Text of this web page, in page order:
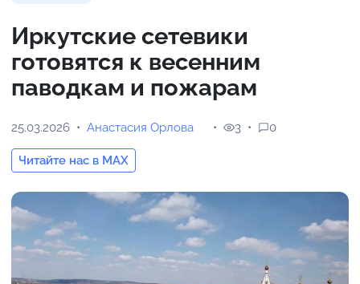
Иркутские сетевики
готовятся к весенним
паводкам и пожарам
25.03.2026 Анастасия Орлова
Читайте нас в MAX
3 0